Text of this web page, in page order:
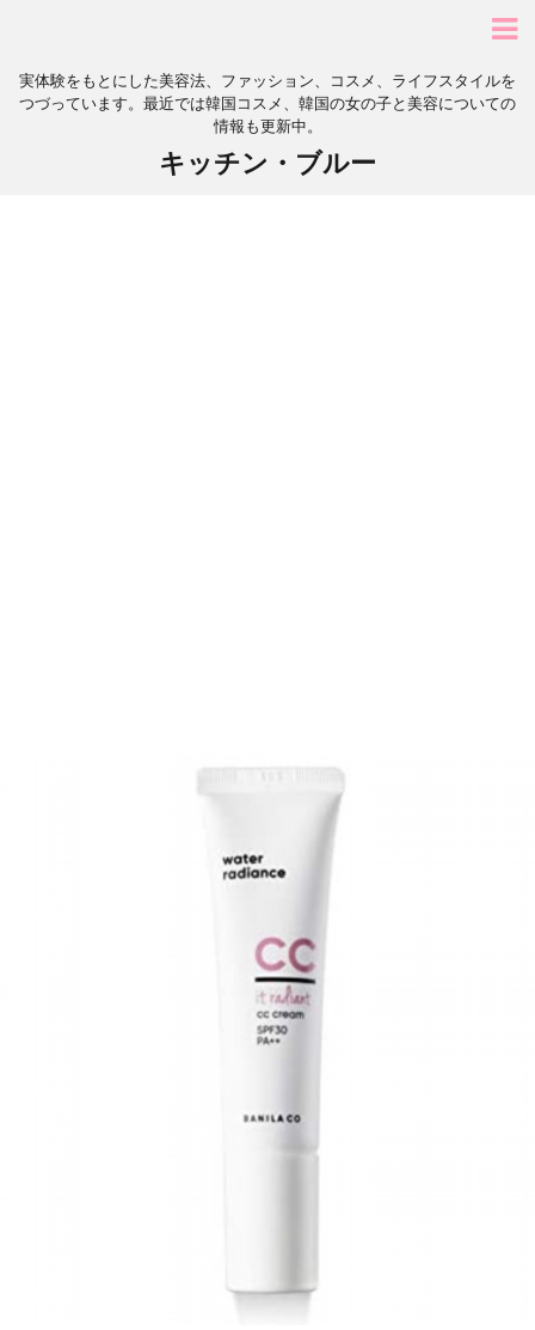
実体験をもとにした美容法、ファッション、コスメ、ライフスタイルを
つづっています。最近では韓国コスメ、韓国の女の子と美容についての
情報も更新中。
キッチン・ブルー